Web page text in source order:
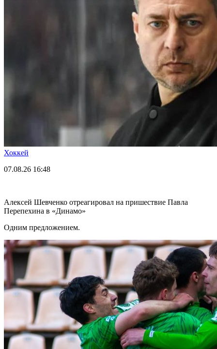
Хоккей
07.08.26 16:48
Алексей Шевченко отреагировал на пришествие Павла
Перепехина в «Динамо»
Одним предложением.